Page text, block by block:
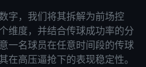
字，我们将其拆解为前场控
维度，并结合传球成功率的分
一名球员在任意时间段的传球
在高压逼抢下的表现稳定性。